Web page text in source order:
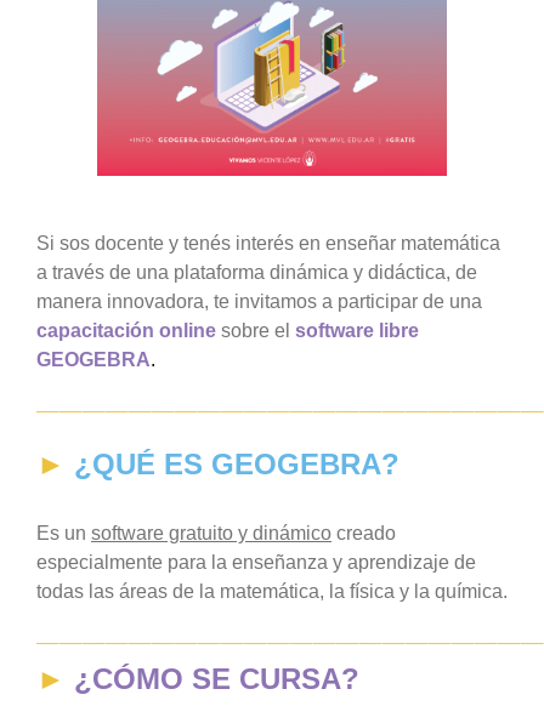
Si sos docente y tenés interés en enseñar matemática
a través de una plataforma dinámica y didáctica, de
manera innovadora, te invitamos a participar de una
capacitación online sobre el software libre
GEOGEBRA.
► ¿QUÉ ES GEOGEBRA?
Es un software gratuito y dinámico creado
especialmente para la enseñanza y aprendizaje de
todas las áreas de la matemática, la física y la química.
► ¿CÓMO SE CURSA?